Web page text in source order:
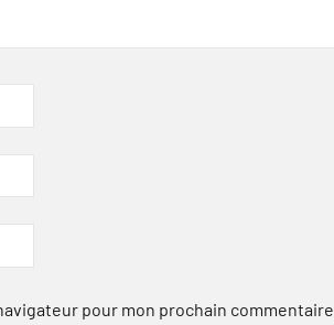
pour mon prochain commentaire.